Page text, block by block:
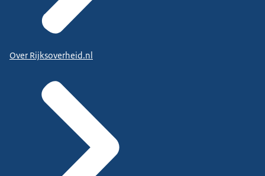
Over Rijksoverheid.nl